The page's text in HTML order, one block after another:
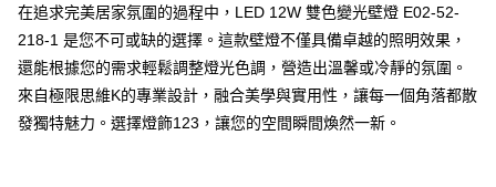
Google Pay
全盈+PAY
AFTEE先享後付
相關說明
在追求完美居家氛圍的過程中，LED 12W 雙色變光壁燈 E02-52-
218-1 是您不可或缺的選擇。這款壁燈不僅具備卓越的照明效果，
還能根據您的需求輕鬆調整燈光色調，營造出溫馨或冷靜的氛圍。
來自極限思維K的專業設計，融合美學與實用性，讓每一個角落都散
發獨特魅力。選擇燈飾123，讓您的空間瞬間煥然一新。